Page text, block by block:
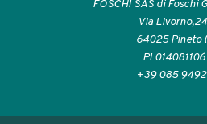
FOSCHI SAS di Foschi
Via
64025 Pineto
PI
+39 085